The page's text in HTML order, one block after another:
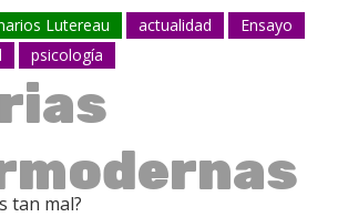
Lutereau actualidad
Ensayo
psicología
tan mal?